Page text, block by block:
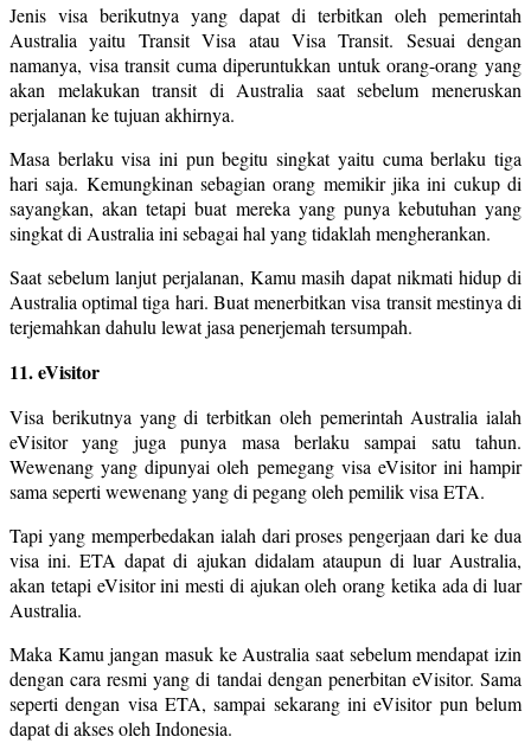
Jenis visa berikutnya yang dapat di terbitkan oleh pemerintah
Australia yaitu Transit Visa atau Visa Transit. Sesuai dengan
namanya, visa transit cuma diperuntukkan untuk orang-orang yang
akan melakukan transit di Australia saat sebelum meneruskan
perjalanan ke tujuan akhirnya.
Masa berlaku visa ini pun begitu singkat yaitu cuma berlaku tiga
hari saja. Kemungkinan sebagian orang memikir jika ini cukup di
sayangkan, akan tetapi buat mereka yang punya kebutuhan yang
singkat di Australia ini sebagai hal yang tidaklah mengherankan.
Saat sebelum lanjut perjalanan, Kamu masih dapat nikmati hidup di
Australia optimal tiga hari. Buat menerbitkan visa transit mestinya di
terjemahkan dahulu lewat jasa penerjemah tersumpah.
11. eVisitor
Visa berikutnya yang di terbitkan oleh pemerintah Australia ialah
eVisitor yang juga punya masa berlaku sampai satu tahun.
Wewenang yang dipunyai oleh pemegang visa eVisitor ini hampir
sama seperti wewenang yang di pegang oleh pemilik visa ETA.
Tapi yang memperbedakan ialah dari proses pengerjaan dari ke dua
visa ini. ETA dapat di ajukan didalam ataupun di luar Australia,
akan tetapi eVisitor ini mesti di ajukan oleh orang ketika ada di luar
Australia.
Maka Kamu jangan masuk ke Australia saat sebelum mendapat izin
dengan cara resmi yang di tandai dengan penerbitan eVisitor. Sama
seperti dengan visa ETA, sampai sekarang ini eVisitor pun belum
dapat di akses oleh Indonesia.